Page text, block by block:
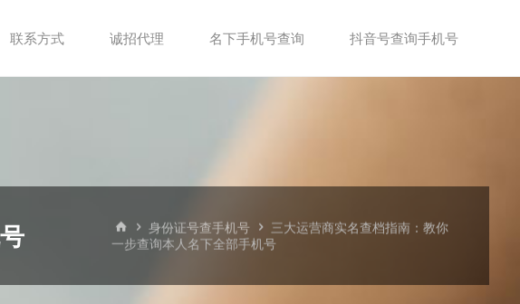
联系方式 诚招代理 名下手机号查询 抖音号查询手机号
首
页
身份证号查手机号
三大运营商实名查档指南：教你
一步查询本人名下全部手机号